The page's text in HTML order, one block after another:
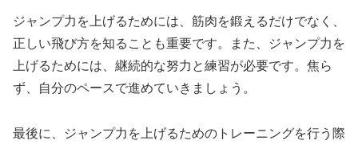
ジャンプ力を上げるためには、筋肉を鍛えるだけでなく、
正しい飛び方を知ることも重要です。また、ジャンプ力を
上げるためには、継続的な努力と練習が必要です。焦ら
ず、自分のペースで進めていきましょう。
最後に、ジャンプ力を上げるためのトレーニングを行う際